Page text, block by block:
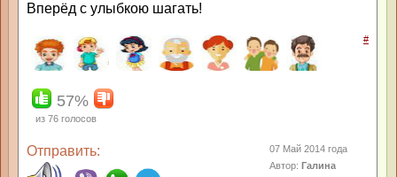
Вперёд с улыбкою шагать!
#
57%
из 76 голосов
Отправить:
07 Май 2014 года
Автор:Галина